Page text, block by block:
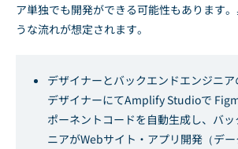
ア単独でも開発ができる可能性もあります
うな流れが想定されます。
デザイナーとバックエンドエンジニ
デザイナーにてAmplify Studioで
ポーネントコードを自動生成し、バ
ニアがWebサイト・アプリ開発（デ